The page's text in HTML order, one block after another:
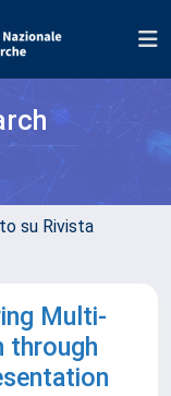
su Rivista
Multi-
through